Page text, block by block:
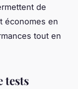
de
économes en
tout en
tests